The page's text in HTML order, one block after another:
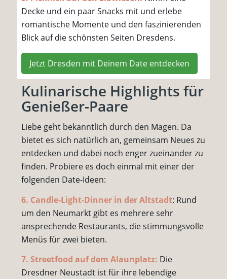
Decke und ein paar Snacks mit und erlebe
romantische Momente und den faszinierenden
Blick auf die schönsten Seiten Dresdens.
Jetzt Dresden mit Deinem Date entdecken
Kulinarische Highlights für
Genießer-Paare
Liebe geht bekanntlich durch den Magen. Da
bietet es sich natürlich an, gemeinsam Neues zu
entdecken und dabei noch enger zueinander zu
finden. Probiere es doch einmal mit einer der
folgenden Date-Ideen:
6. Candle-Light-Dinner in der Altstadt: Rund
um den Neumarkt gibt es mehrere sehr
ansprechende Restaurants, die stimmungsvolle
Menüs für zwei bieten.
7. Streetfood auf dem Alaunplatz: Die
Dresdner Neustadt ist für ihre lebendige